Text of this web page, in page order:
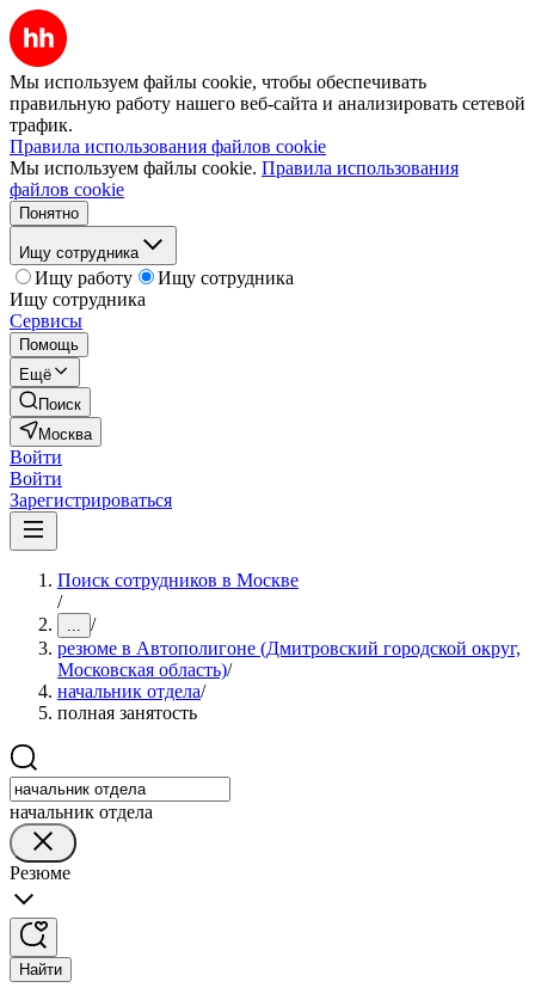
Мы используем файлы cookie, чтобы обеспечивать
правильную работу нашего веб-сайта и анализировать сетевой
трафик.
Правила использования файлов cookie
Мы используем файлы cookie. Правила использования
файлов cookie
Понятно
Ищу сотрудника
Ищу работу
Ищу сотрудника
Ищу сотрудника
Сервисы
Помощь
Ещё
Поиск
Москва
Войти
Войти
Зарегистрироваться
Поиск сотрудников в Москве
/
... /
резюме в Автополигоне (Дмитровский городской округ,
Московская область)/
начальник отдела/
полная занятость
начальник отдела
Резюме
Найти